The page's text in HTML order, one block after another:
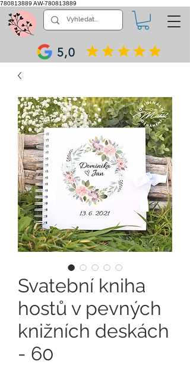
780813889 AW-780813889
5,0
Svatební kniha
hostů v pevných
knižních deskách
- 60